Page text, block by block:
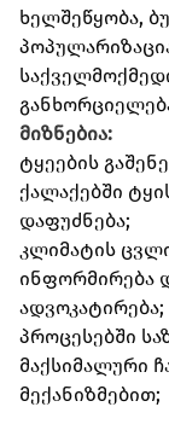
ხელშეწყობა,
მიზნებია:
ტყეების
ქალაქებში
დაფუძნება;
კლიმატის
ინფორმირება
ადვოკატირება;
პროცესებში
მაქსიმალური
მექანიზმებით;